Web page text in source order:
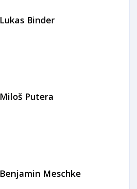
Lukas Binder
Miloš Putera
Benjamin Meschke